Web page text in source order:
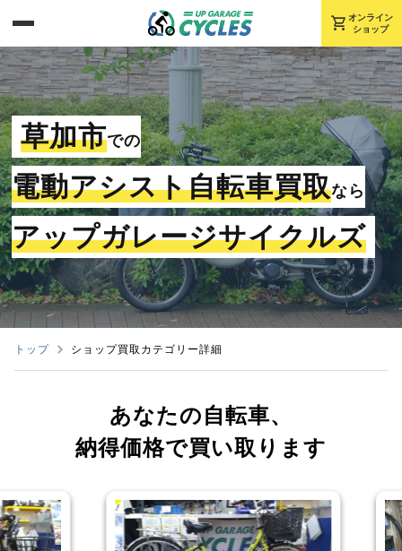
shopping_cart オンライン
ショップ
草加市での
電動アシスト自転車買取なら
アップガレージサイクルズ
トップ ショップ買取カテゴリー詳細
あなたの自転車、
納得価格で買い取ります